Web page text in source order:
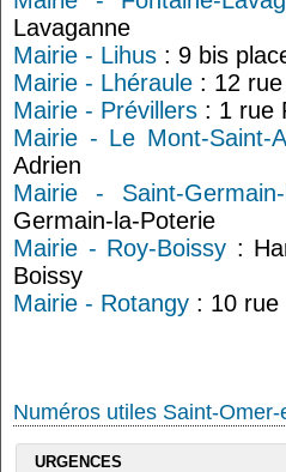
Lavaganne
Mairie - Lihus : 9 bis
Mairie - Lhéraule : 12
Mairie - Prévillers : 1 rue
Mairie - Le Mont-Saint-
Adrien
Mairie - Saint-Germain-
Germain-la-Poterie
Mairie - Roy-Boissy :
Boissy
Mairie - Rotangy : 10 rue
Numéros utiles Saint-
URGENCES